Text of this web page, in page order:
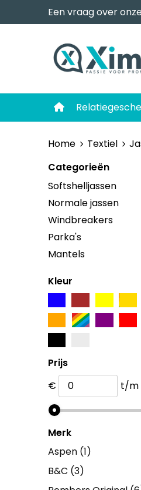
Een vraag over
Home Textiel
Categorieën
Softshelljassen
Normale jassen
Windbreakers
Parka's
Mantels
Kleur
Prijs
€
t/m
Merk
Aspen (1)
B&C (3)